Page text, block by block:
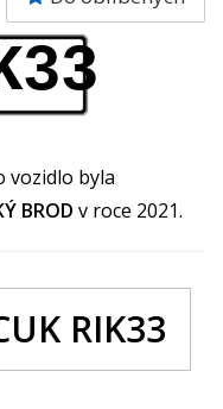
vozidlo byla
BROD v roce 2021.
RIK33